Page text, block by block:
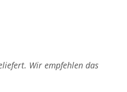
Wir empfehlen das